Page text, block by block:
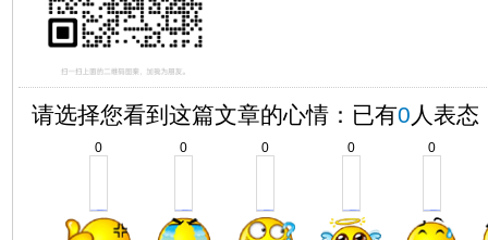
请选择您看到这篇文章的心情：已有0 人表态
0 0 0 0 0